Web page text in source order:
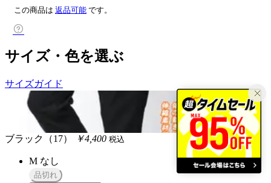
この商品は 返品可能 です。
サイズ・色を選ぶ
サイズガイド
ブラック（17） ￥4,400 税込
M なし
品切れ